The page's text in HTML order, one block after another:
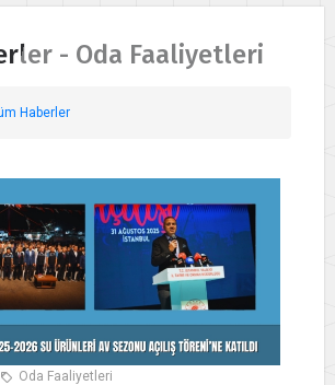
- Oda Faaliyetleri
Haberler
Oda Faaliyetleri